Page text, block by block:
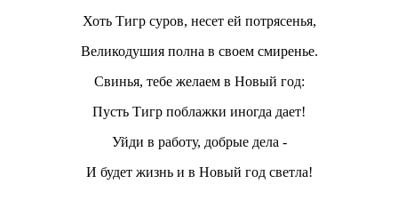
Хоть Тигр суров, несет ей потрясенья,
Великодушия полна в своем смиренье.
Свинья, тебе желаем в Новый год:
Пусть Тигр поблажки иногда дает!
Уйди в работу, добрые дела -
И будет жизнь и в Новый год светла!